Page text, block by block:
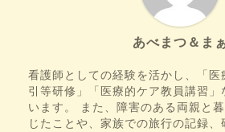
あべまつ＆ま
看護師としての経験を活かし、「医
引等研修」「医療的ケア教員講習」
います。 また、障害のある両親と
じたことや、家族での旅行の記録